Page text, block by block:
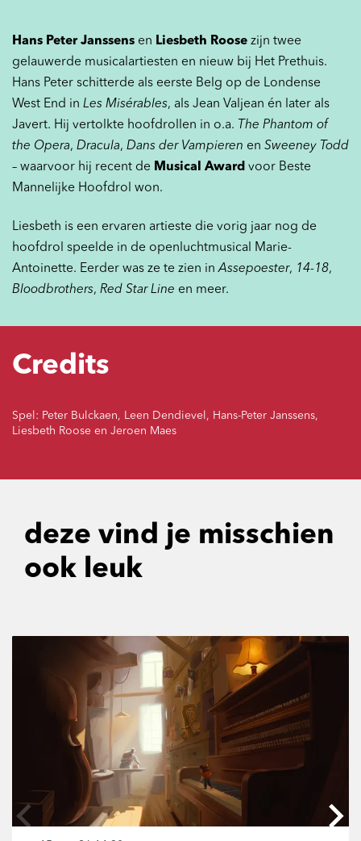
Hans Peter Janssens en Liesbeth Roose zijn twee
gelauwerde musicalartiesten en nieuw bij Het Prethuis.
Hans Peter schitterde als eerste Belg op de Londense
West End in Les Misérables, als Jean Valjean én later als
Javert. Hij vertolkte hoofdrollen in o.a. The Phantom of
the Opera, Dracula, Dans der Vampieren en Sweeney Todd
– waarvoor hij recent de Musical Award voor Beste
Mannelijke Hoofdrol won.
Liesbeth is een ervaren artieste die vorig jaar nog de
hoofdrol speelde in de openluchtmusical Marie-
Antoinette. Eerder was ze te zien inAssepoester, 14-18,
Bloodbrothers, Red Star Line en meer.
Credits
Spel: Peter Bulckaen, Leen Dendievel, Hans-Peter Janssens,
Liesbeth Roose en Jeroen Maes
deze vind je misschien
ook leuk